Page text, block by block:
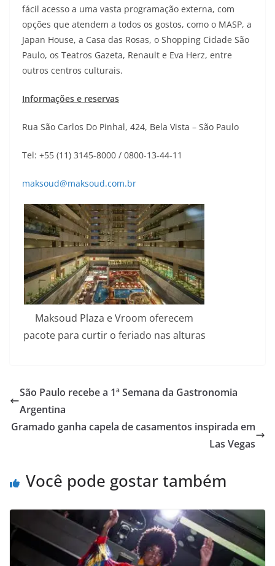
fácil acesso a uma vasta programação externa, com
opções que atendem a todos os gostos, como o MASP, a
Japan House, a Casa das Rosas, o Shopping Cidade São
Paulo, os Teatros Gazeta, Renault e Eva Herz, entre
outros centros culturais.
Informações e reservas
Rua São Carlos Do Pinhal, 424, Bela Vista – São Paulo
Tel: +55 (11) 3145-8000 / 0800-13-44-11
maksoud@maksoud.com.br
Maksoud Plaza e Vroom oferecem
pacote para curtir o feriado nas alturas
São Paulo recebe a 1ª Semana da Gastronomia
Argentina
Gramado ganha capela de casamentos inspirada em
Las Vegas
Você pode gostar também